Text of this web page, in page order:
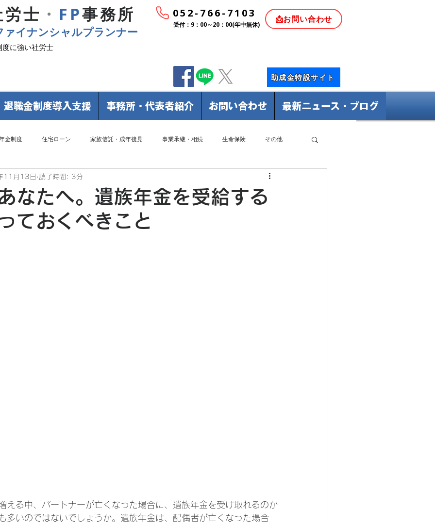
士 ・ FP事務所
ァイナンシャルプランナー
052-766-7103
受付：9：00～20：00(年中無休)
📩お問い合わせ
に強い社労士
助成金特設サイト
退職金制度導入支援 事務所・代表者紹介 お問い合わせ 最新ニュース・ブログ
金制度 住宅ローン 家族信託・成年後見 事業承継・相続 生命保険 その他
なたへ。遺族年金を受給する
ておくべきこと
11月13日 読了時間: 3分
える中、パートナーが亡くなった場合に、遺族年金を受け取れるのか
多いのではないでしょうか。遺族年金は、配偶者が亡くなった場合